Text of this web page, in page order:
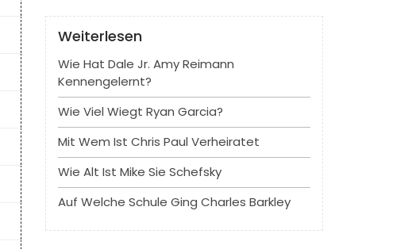
Weiterlesen
Wie Hat Dale Jr. Amy Reimann
Kennengelernt?
Wie Viel Wiegt Ryan Garcia?
Mit Wem Ist Chris Paul Verheiratet
Wie Alt Ist Mike Sie Schefsky
Auf Welche Schule Ging Charles Barkley